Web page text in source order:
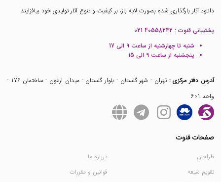
دانلود آثار بارگذاری شده بصورت لایه باز، بر کیفیت و تنوع آثار تولیدی خود بیافزایند
پشتیبانی قنوت : 021 40558242
شنبه تا چهارشنبه از ساعت 9 الی 17
پنجشنبه از ساعت 9 الی 15
آدرس دفتر مرکزی :
تهران - شهر گلستان - بلوار گلستان - میدان ارغون - ساختمان 176 -
واحد 601
صفحات قنوت
طراحان
تقویم شیعه
درباره ما
قوانین و مقررات